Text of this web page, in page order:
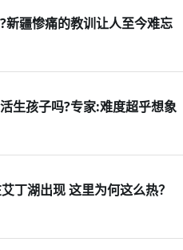
新疆惨痛的教训让人至今难忘
生孩子吗?专家:难度超乎想象
丁湖出现 这里为何这么热？